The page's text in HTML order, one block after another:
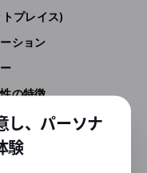
プレイス)
ション
の特徴
し、パーソナ
験